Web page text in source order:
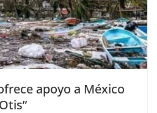
apoyo a México